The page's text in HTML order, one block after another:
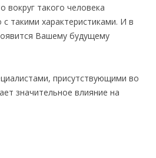
вокруг такого человека
такими характеристиками. И в
Вашему будущему
присутствующими во
значительное влияние на